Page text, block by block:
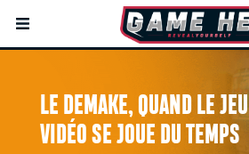
LE DEMAKE, QUAND LE JEU
VIDÉO SE JOUE DU TEMPS